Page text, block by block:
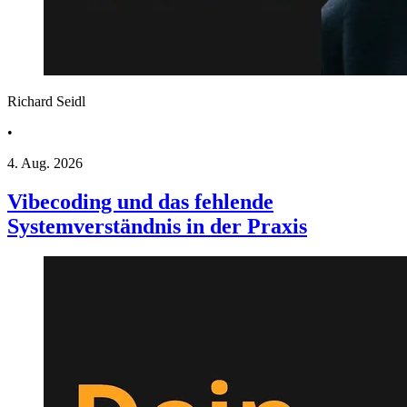
Richard Seidl
•
4. Aug. 2026
Vibecoding und das fehlende
Systemverständnis in der Praxis